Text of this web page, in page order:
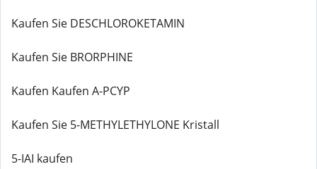
Kaufen Sie DESCHLOROKETAMIN
Kaufen Sie BRORPHINE
Kaufen Kaufen A-PCYP
Kaufen Sie 5-METHYLETHYLONE Kristall
5-IAI kaufen